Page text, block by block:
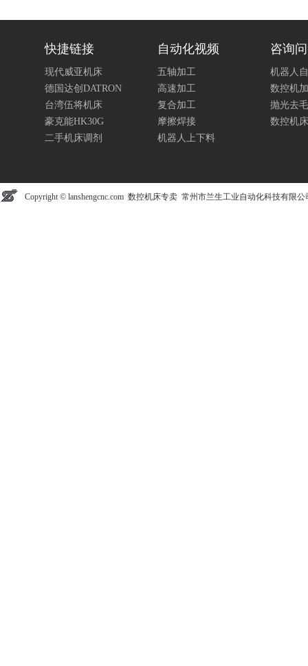
快捷链接
现代威亚机床
德国达创DATRON
台湾伍将机床
豪克能HK30G
二手机床调剂
自动化视频
五轴加工
高速加工
复合加工
摩擦焊接
机器人上下料
咨询
机器人
数控机
抛光去
数控机
Copyright © lanshengcnc.com 数控机床专卖 常州市兰生工业自动化科技有限